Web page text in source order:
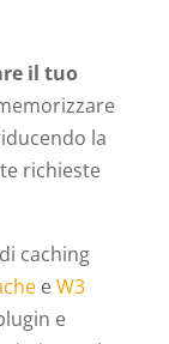
il tuo
la
richieste
caching
eW3
e